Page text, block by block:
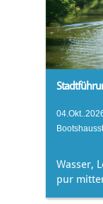
Wasser,
pur